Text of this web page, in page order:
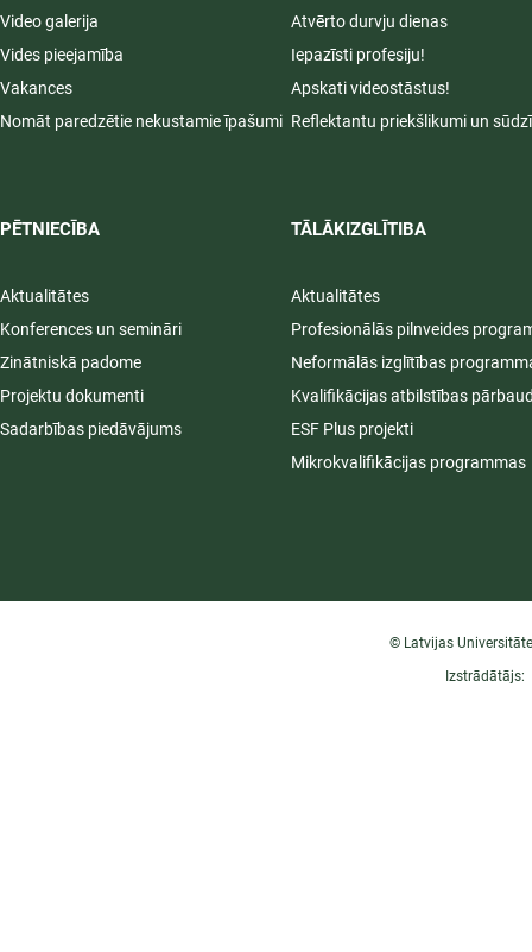
Video galerija
Vides pieejamība
Vakances
Nomāt paredzētie nekustamie īpašumi
PĒTNIECĪBA
Aktualitātes
Konferences un semināri
Zinātniskā padome
Projektu dokumenti
Sadarbības piedāvājums
Atvērto durvju dienas
Iepazīsti profesiju!
Apskati videostāstus!
Reflektantu priekšlikumi un
TĀLĀKIZGLĪTIBA
Aktualitātes
Profesionālās pilnveides
Neformālās izglītības
Kvalifikācijas atbilstības
ESF Plus projekti
Mikrokvalifikācijas programmas
© Latvijas
Izstrādātājs: